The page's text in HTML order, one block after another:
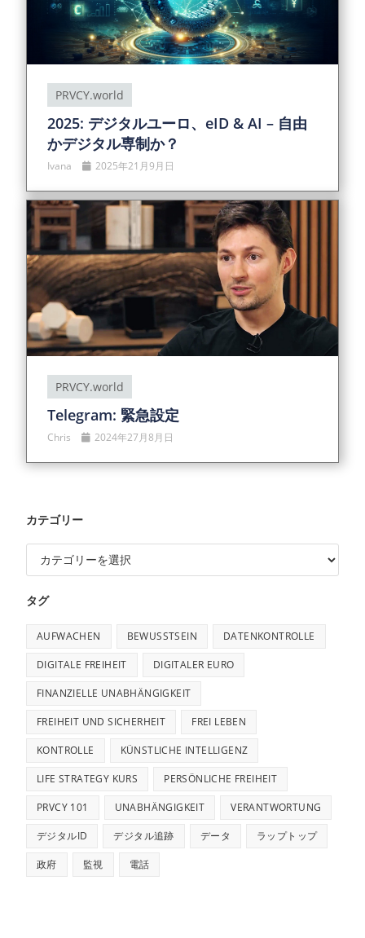
PRVCY.world
2025: デジタルユーロ、eID & AI – 自由
かデジタル専制か？
Ivana 2025年21月9月日
PRVCY.world
Telegram: 緊急設定
Chris 2024年27月8月日
カテゴリー
タグ
AUFWACHEN BEWUSSTSEIN DATENKONTROLLE
DIGITALE FREIHEIT DIGITALER EURO
FINANZIELLE UNABHÄNGIGKEIT
FREIHEIT UND SICHERHEIT FREI LEBEN
KONTROLLE KÜNSTLICHE INTELLIGENZ
LIFE STRATEGY KURS PERSÖNLICHE FREIHEIT
PRVCY 101 UNABHÄNGIGKEIT VERANTWORTUNG
デジタルID デジタル追跡 データ ラップトップ
政府 監視 電話